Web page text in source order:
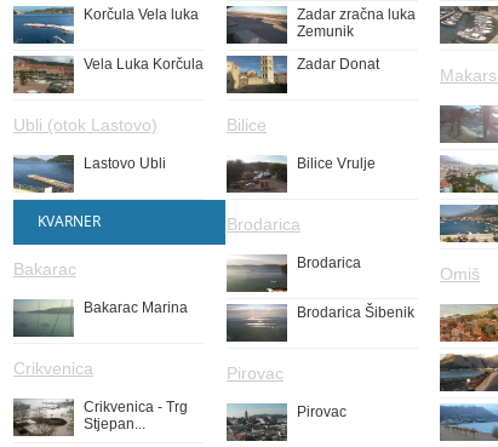
Korčula Vela luka
Vela Luka Korčula
Ubli (otok Lastovo)
Lastovo Ubli
KVARNER
Bakarac
Bakarac Marina
Crikvenica
Crikvenica - Trg
Stjepan...
Zadar zračna luka
Zemunik
Zadar Donat
Bilice
Bilice Vrulje
Brodarica
Brodarica
Brodarica Šibenik
Pirovac
Pirovac
Omiš